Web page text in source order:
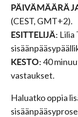
PÄIVÄMÄÄRÄ
(CEST, GMT+2).
ESITTELIJÄ: Lilia
KESTO:40
vastaukset.
Haluatko oppia